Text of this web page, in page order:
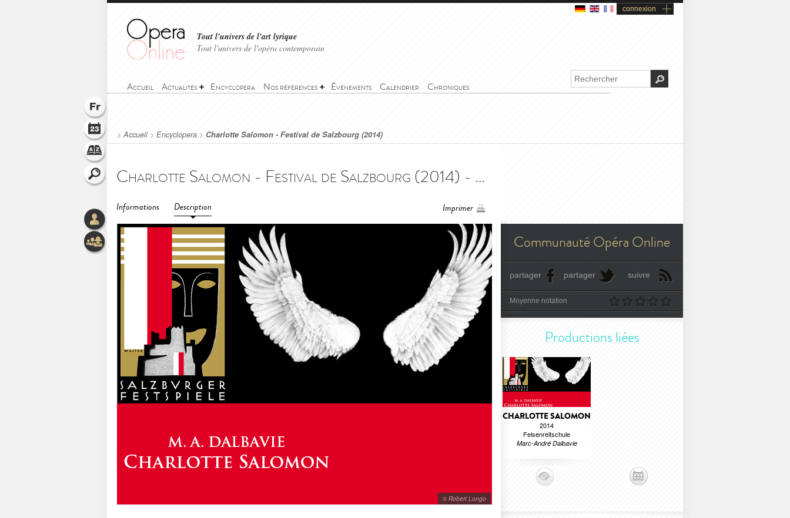
connexion
Tout l'univers de l'art lyrique
Tout l'univers de l'opéra contemporain
Accueil Actualités Encyclopera Nos références Événements Calendrier Chroniques
>Accueil> Encyclopera > Charlotte Salomon - Festival de Salzbourg (2014)
Charlotte Salomon - Festival de Salzbourg (2014) - Charlotte Salomon - Salzburger Festspiele (2014)
Informations Description Imprimer
© Robert Longo
Communauté Opéra Online
partager partager suivre
Moyenne notation
Productions liées
CHARLOTTE SALOMON
2014
Felsenreitschule
Marc-André Dalbavie